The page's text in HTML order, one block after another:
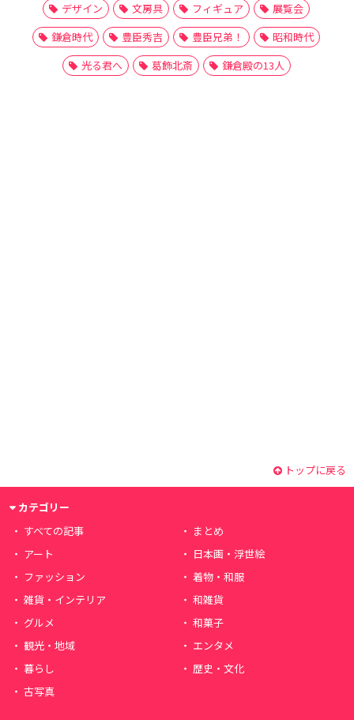
デザイン
文房具 フィギュア
展覧会
鎌倉時代
豊臣秀吉 豊臣兄弟！
昭和時代
光る君へ
葛飾北斎 鎌倉殿の13人
トップに戻る
カテゴリー
すべての記事
まとめ
アート
日本画・浮世絵
ファッション
着物・和服
雑貨・インテリア
和雑貨
グルメ
和菓子
観光・地域
エンタメ
暮らし
歴史・文化
古写真